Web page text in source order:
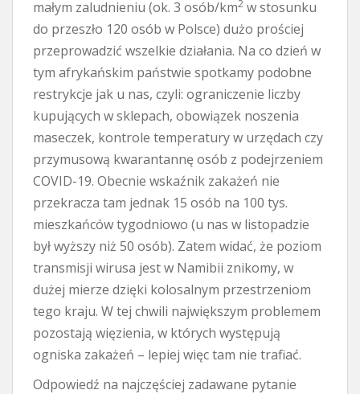
małym zaludnieniu (ok. 3 osób/km2 w stosunku
do przeszło 120 osób w Polsce) dużo prościej
przeprowadzić wszelkie działania. Na co dzień w
tym afrykańskim państwie spotkamy podobne
restrykcje jak u nas, czyli: ograniczenie liczby
kupujących w sklepach, obowiązek noszenia
maseczek, kontrole temperatury w urzędach czy
przymusową kwarantannę osób z podejrzeniem
COVID-19. Obecnie wskaźnik zakażeń nie
przekracza tam jednak 15 osób na 100 tys.
mieszkańców tygodniowo (u nas w listopadzie
był wyższy niż 50 osób). Zatem widać, że poziom
transmisji wirusa jest w Namibii znikomy, w
dużej mierze dzięki kolosalnym przestrzeniom
tego kraju. W tej chwili największym problemem
pozostają więzienia, w których występują
ogniska zakażeń – lepiej więc tam nie trafiać.
Odpowiedź na najczęściej zadawane pytanie